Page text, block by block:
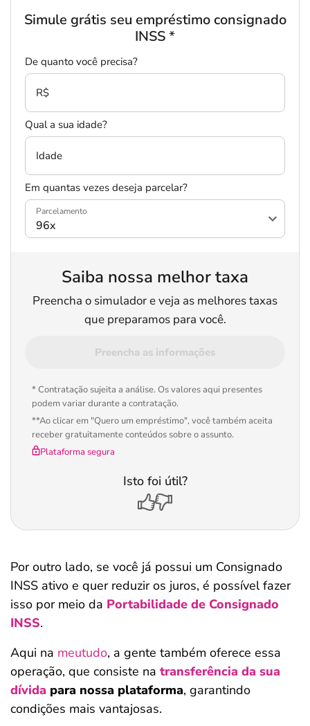
Simule grátis seu empréstimo consignado
INSS*
De quanto você precisa?
R$
Qual a sua idade?
Idade
Em quantas vezes deseja parcelar?
Parcelamento
Saiba nossa melhor taxa
Preencha o simulador e veja as melhores taxas
que preparamos para você.
Preencha as informações
* Contratação sujeita a análise. Os valores aqui presentes
podem variar durante a contratação.
**Ao clicar em "Quero um empréstimo", você também aceita
receber gratuitamente conteúdos sobre o assunto.
Plataforma segura
Isto foi útil?
Por outro lado, se você já possui um Consignado
INSS ativo e quer reduzir os juros, é possível fazer
isso por meio da Portabilidade de Consignado
INSS.
Aqui na meutudo, a gente também oferece essa
operação, que consiste na transferência da sua
dívida para nossa plataforma, garantindo
condições mais vantajosas.